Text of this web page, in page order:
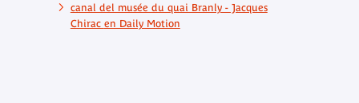
canal del musée du quai Branly - Jacques
Chirac en Daily Motion